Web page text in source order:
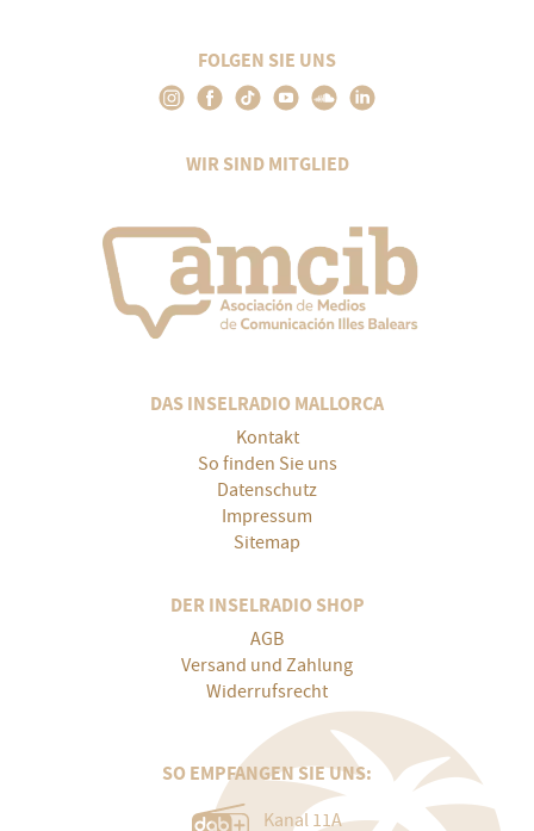
FOLGEN SIE UNS
WIR SIND MITGLIED
DAS INSELRADIO MALLORCA
Kontakt
So finden Sie uns
Datenschutz
Impressum
Sitemap
DER INSELRADIO SHOP
AGB
Versand und Zahlung
Widerrufsrecht
SO EMPFANGEN SIE UNS:
Kanal 11A